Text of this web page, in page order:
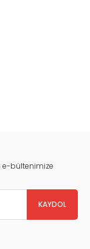
e-bültenimize
KAYDOL